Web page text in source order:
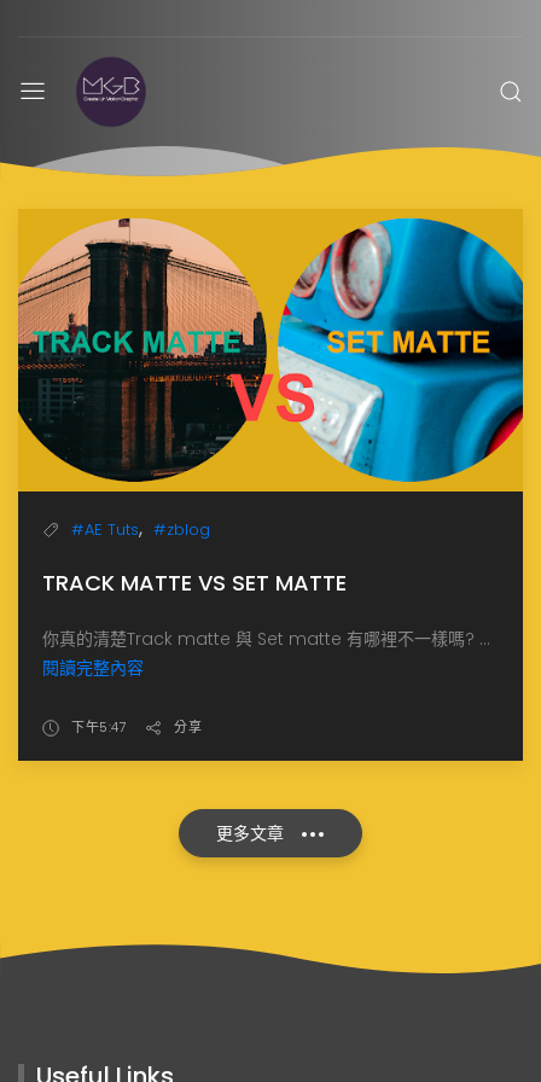
MGBoom
#AE Tuts, #zblog
TRACK MATTE VS SET MATTE
你真的清楚Track matte 與 Set matte 有哪裡不一樣嗎? ...
閱讀完整內容
下午5:47 分享
更多文章